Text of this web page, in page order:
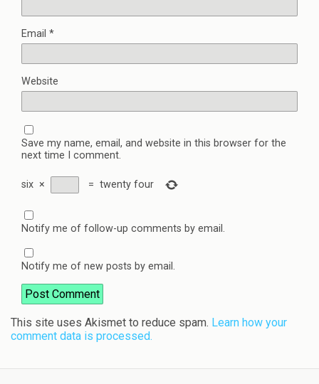
Email *
Website
Save my name, email, and website in this browser for the
next time I comment.
six × = twenty four
Notify me of follow-up comments by email.
Notify me of new posts by email.
This site uses Akismet to reduce spam. Learn how your
comment data is processed.